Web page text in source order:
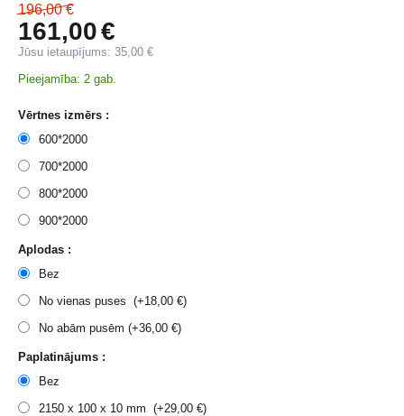
196,00 €
161,00€
Jūsu ietaupījums:35,00 €
Pieejamība: 2 gab.
Vērtnes izmērs :
600*2000
700*2000
800*2000
900*2000
Aplodas :
Bez
No vienas puses (+18,00 €)
No abām pusēm (+36,00 €)
Paplatinājums :
Bez
2150 x 100 x 10 mm (+29,00 €)